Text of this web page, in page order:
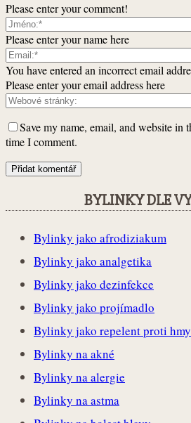
Please enter your comment!
Please enter your name here
You have entered an incorrect email
Please enter your email address here
Save my name, email, and website in
time I comment.
BYLINKY DLE
Bylinky jako afrodiziakum
Bylinky jako analgetika
Bylinky jako dezinfekce
Bylinky jako projímadlo
Bylinky jako repelent proti
Bylinky na akné
Bylinky na alergie
Bylinky na astma